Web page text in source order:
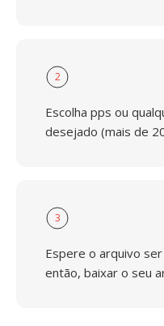
2
Escolha pps ou
desejado (mais de
3
Espere o arquivo
então, baixar o seu